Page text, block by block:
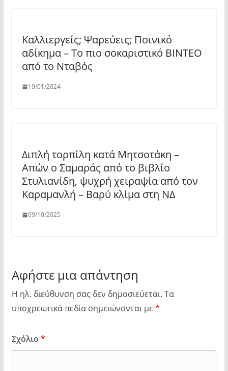
Καλλιεργείς; Ψαρεύεις; Ποινικό
αδίκημα – Το πιο σοκαριστικό ΒΙΝΤΕΟ
από το Νταβός
19/01/2024
Διπλή τορπίλη κατά Μητσοτάκη –
Απών ο Σαμαράς από το βιβλίο
Στυλιανίδη, ψυχρή χειραψία από τον
Καραμανλή – Βαρύ κλίμα στη ΝΔ
09/10/2025
Αφήστε μια απάντηση
Η ηλ. διεύθυνση σας δεν δημοσιεύεται. Τα
υποχρεωτικά πεδία σημειώνονται με *
Σχόλιο *